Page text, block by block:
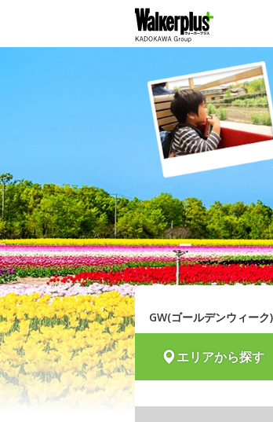
GW(ゴールデンウィー
エリアから探す